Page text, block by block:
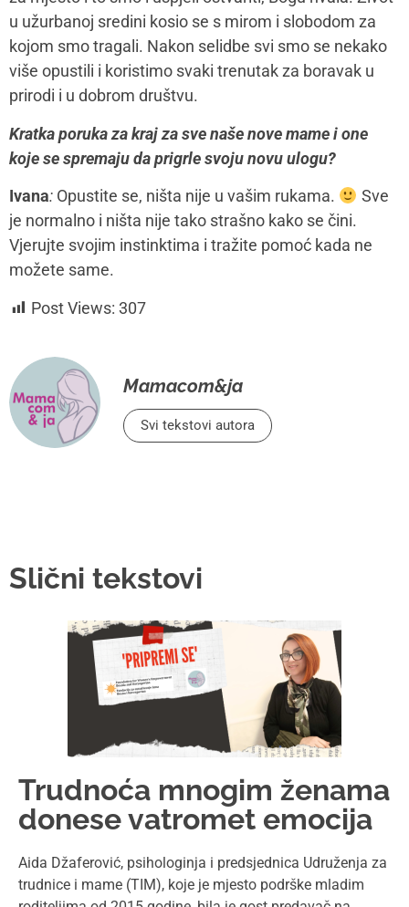
u užurbanoj sredini kosio se s mirom i slobodom za
kojom smo tragali. Nakon selidbe svi smo se nekako
više opustili i koristimo svaki trenutak za boravak u
prirodi i u dobrom društvu.
Kratka poruka za kraj za sve naše nove mame i one
koje se spremaju da prigrle svoju novu ulogu?
Ivana: Opustite se, ništa nije u vašim rukama.
Sve
je normalno i ništa nije tako strašno kako se čini.
Vjerujte svojim instinktima i tražite pomoć kada ne
možete same.
Post Views: 307
Mamacom&ja
Svi tekstovi autora
Slični tekstovi
Trudnoća mnogim ženama
donese vatromet emocija
Aida Džaferović, psihologinja i predsjednica Udruženja za
trudnice i mame (TIM), koje je mjesto podrške mladim